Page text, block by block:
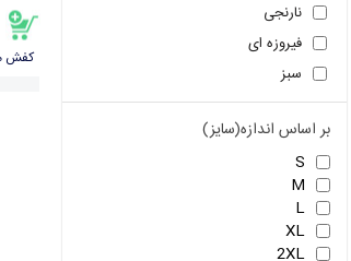
نارنجی
فیروزه ای
سبز
بر اساس اندازه(سایز)
S
M
L
XL
2XL